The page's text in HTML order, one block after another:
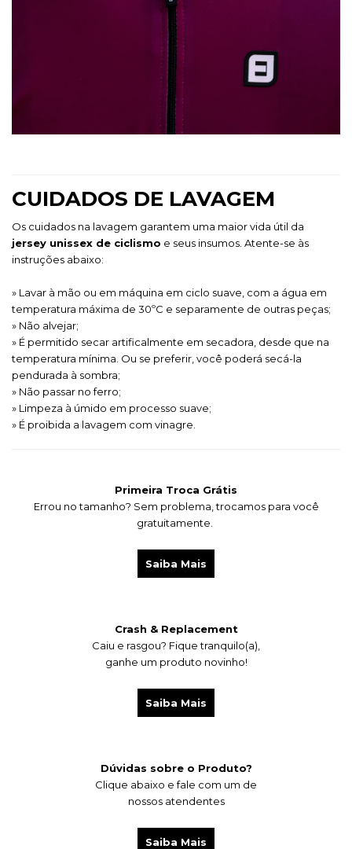
CUIDADOS DE LAVAGEM
Os cuidados na lavagem garantem uma maior vida útil da
jersey unissex de ciclismo e seus insumos. Atente-se às
instruções abaixo:
» Lavar à mão ou em máquina em ciclo suave, com a água em
temperatura máxima de 30ºC e separamente de outras peças;
» Não alvejar;
» É permitido secar artificalmente em secadora, desde que na
temperatura mínima. Ou se preferir, você poderá secá-la
pendurada à sombra;
» Não passar no ferro;
» Limpeza à úmido em processo suave;
» É proibida a lavagem com vinagre.
Primeira Troca Grátis
Errou no tamanho? Sem problema, trocamos para você
gratuitamente.
Saiba Mais
Crash & Replacement
Caiu e rasgou? Fique tranquilo(a),
ganhe um produto novinho!
Saiba Mais
Dúvidas sobre o Produto?
Clique abaixo e fale com um de
nossos atendentes
Saiba Mais